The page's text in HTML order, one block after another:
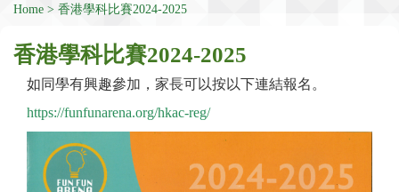
Home 香港學科比賽2024-2025
香港學科比賽2024-2025
如同學有興趣參加，家長可以按以下連結報名。
https://funfunarena.org/hkac-reg/